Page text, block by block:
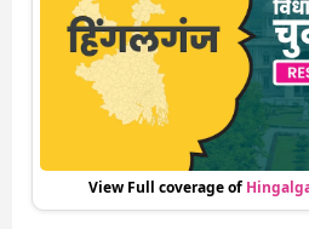
View Full coverage of